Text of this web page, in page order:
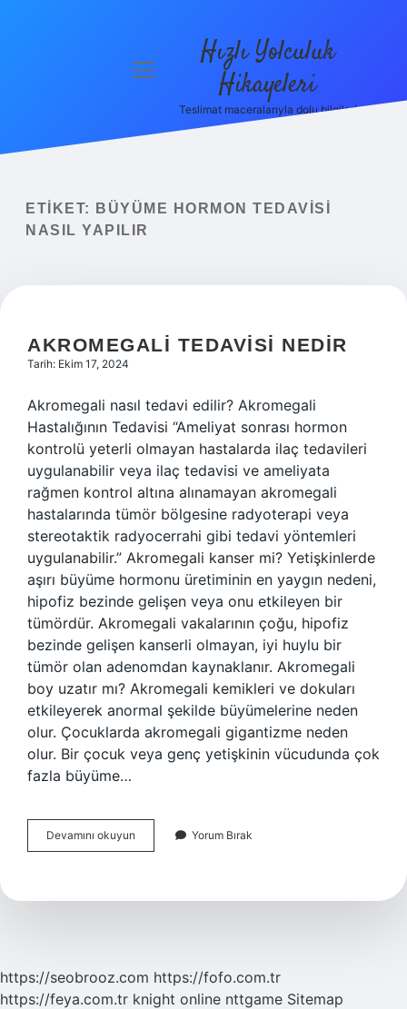
Yasal Uyarı
menüyü
Hızlı Yolculuk
Hikayeleri
Teslimat maceralarıyla dolu bilgiler!
ETIKET:
BÜYÜME HORMON TEDAVISI
NASIL YAPILIR
AKROMEGALI TEDAVISI NEDIR
Tarih: Ekim 17, 2024
Akromegali nasıl tedavi edilir? Akromegali
Hastalığının Tedavisi “Ameliyat sonrası hormon
kontrolü yeterli olmayan hastalarda ilaç tedavileri
uygulanabilir veya ilaç tedavisi ve ameliyata
rağmen kontrol altına alınamayan akromegali
hastalarında tümör bölgesine radyoterapi veya
stereotaktik radyocerrahi gibi tedavi yöntemleri
uygulanabilir.” Akromegali kanser mi? Yetişkinlerde
aşırı büyüme hormonu üretiminin en yaygın nedeni,
hipofiz bezinde gelişen veya onu etkileyen bir
tümördür. Akromegali vakalarının çoğu, hipofiz
bezinde gelişen kanserli olmayan, iyi huylu bir
tümör olan adenomdan kaynaklanır. Akromegali
boy uzatır mı? Akromegali kemikleri ve dokuları
etkileyerek anormal şekilde büyümelerine neden
olur. Çocuklarda akromegali gigantizme neden
olur. Bir çocuk veya genç yetişkinin vücudunda çok
fazla büyüme…
Devamını okuyun Akromegali
Tedavisi
Yorum Bırak
https://seobrooz.com https://fofo.com.tr
https://feya.com.tr knight online nttgame Sitemap